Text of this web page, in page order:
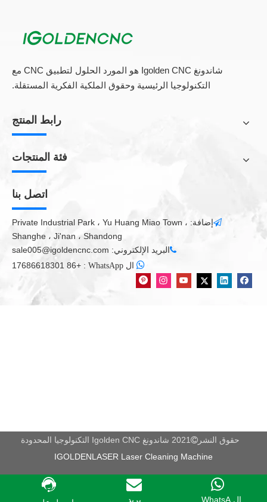
شاندونغ Igolden CNC هو المورد الحلول لتطبيق CNC مع
التكنولوجيا الرئيسية وحقوق الملكية الفكرية المستقلة.
رابط المنتج
فئة المنتجات
اتصل بنا

إضافة: Private Industrial Park ، Yu Huang Miao Town ،
Shanghe ، Ji'nan ، Shandong
البريد الإلكتروني: sale005@igoldencnc.com

ال WhatsApp :
+86 17686618301
ال WhatsA... بريد
حقوق النشر 2021 شاندونغ Igolden CNC التكنولوجيا المحدودة
IGOLDENLASER Laser Cleaning Machine